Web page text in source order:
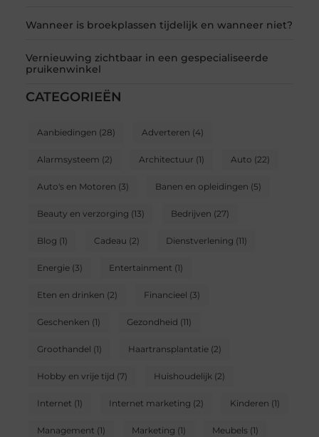
Wanneer is broekplassen tijdelijk en wanneer niet?
Vernieuwing zichtbaar in een gespecialiseerde
pruikenwinkel
CATEGORIEËN
Aanbiedingen (28) Adverteren (4)
Alarmsysteem (2) Architectuur (1) Auto (22)
Auto's en Motoren (3) Banen en opleidingen (5)
Beauty en verzorging (13) Bedrijven (27)
Blog (1) Cadeau (2) Dienstverlening (11)
Energie(3) Entertainment (1)
Eten en drinken (2) Financieel (3)
Geschenken (1) Gezondheid (11)
Groothandel (1) Haartransplantatie(2)
Hobby en vrije tijd (7) Huishoudelijk(2)
Internet (1) Internet marketing (2) Kinderen (1)
Management (1) Marketing (1) Meubels(1)